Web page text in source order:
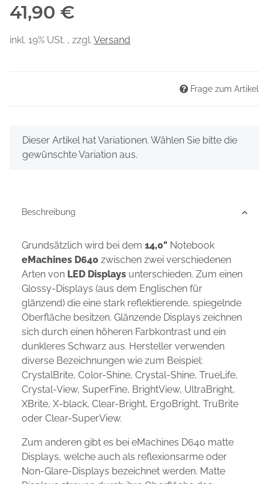
41,90 €
inkl. 19% USt. , zzgl. Versand
Frage zum Artikel
x
Dieser Artikel hat Variationen. Wählen Sie bitte die
gewünschte Variation aus.
Beschreibung
Grundsätzlich wird bei dem 14,0" Notebook
eMachines D640 zwischen zwei verschiedenen
Arten von LED Displays unterschieden. Zum einen
Glossy-Displays (aus dem Englischen für
glänzend) die eine stark reflektierende, spiegelnde
Oberfläche besitzen. Glänzende Displays zeichnen
sich durch einen höheren Farbkontrast und ein
dunkleres Schwarz aus. Hersteller verwenden
diverse Bezeichnungen wie zum Beispiel:
CrystalBrite, Color-Shine, Crystal-Shine, TrueLife,
Crystal-View, SuperFine, BrightView, UltraBright,
XBrite, X-black, Clear-Bright, ErgoBright, TruBrite
oder Clear-SuperView.
Zum anderen gibt es bei eMachines D640 matte
Displays, welche auch als reflexionsarme oder
Non-Glare-Displays bezeichnet werden. Matte